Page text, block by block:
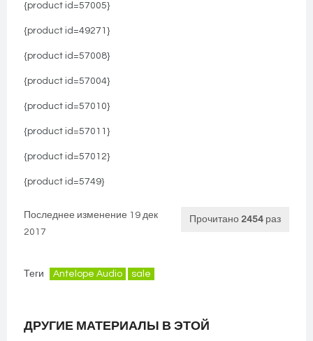
{product id=57005}
{product id=49271}
{product id=57008}
{product id=57004}
{product id=57010}
{product id=57011}
{product id=57012}
{product id=5749}
Прочитано 2454 раз
Последнее изменение 19 дек
2017
Теги Antelope Audio sale
ДРУГИЕ МАТЕРИАЛЫ В ЭТОЙ